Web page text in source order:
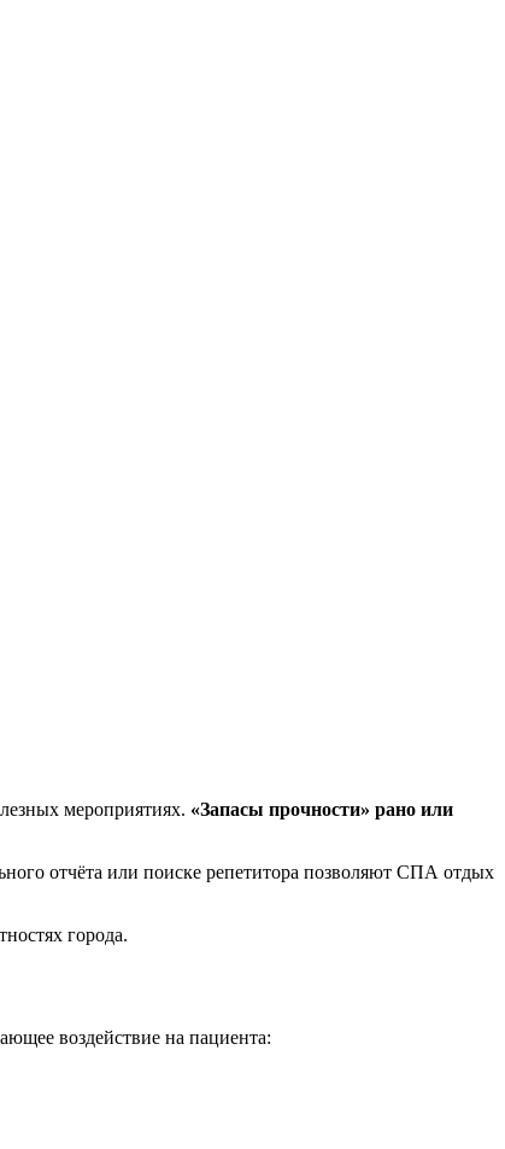
мероприятиях. «Запасы прочности» рано или
отчёта или поиске репетитора позволяют СПА отдых
города.
воздействие на пациента: